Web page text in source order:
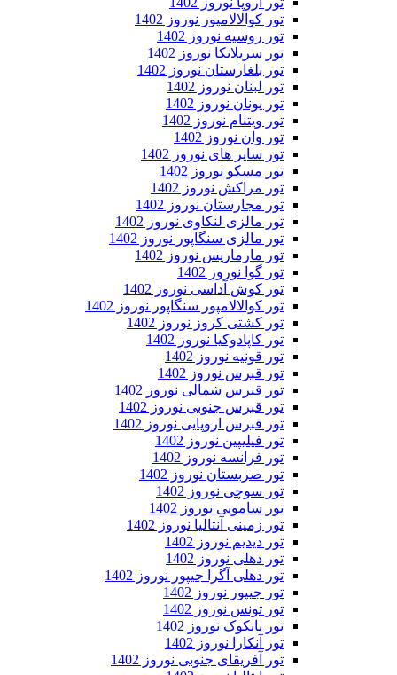
تور کوالالامپور نوروز 1402
تور روسیه نوروز 1402
تور سریلانکا نوروز 1402
تور بلغارستان نوروز 1402
تور لبنان نوروز 1402
تور یونان نوروز 1402
تور ویتنام نوروز 1402
تور وان نوروز 1402
تور سایر های نوروز 1402
تور مسکو نوروز 1402
تور مراکش نوروز 1402
تور مجارستان نوروز 1402
تور مالزی لنکاوی نوروز 1402
تور مالزی سنگاپور نوروز 1402
تور مارماریس نوروز 1402
تور گوا نوروز 1402
تور کوش آداسی نوروز 1402
تور کوالالامپور سنگاپور نوروز 1402
تور کشتی کروز نوروز 1402
تور کاپادوکیا نوروز 1402
تور قونیه نوروز 1402
تور قبرس نوروز 1402
تور قبرس شمالی نوروز 1402
تور قبرس جنوبی نوروز 1402
تور قبرس اروپایی نوروز 1402
تور فیلیپین نوروز 1402
تور فرانسه نوروز 1402
تور صربستان نوروز 1402
تور سوچی نوروز 1402
تور سامویی نوروز 1402
تور زمینی آنتالیا نوروز 1402
تور دیدیم نوروز 1402
تور دهلی نوروز 1402
تور دهلی آگرا جیپور نوروز 1402
تور جیپور نوروز 1402
تور تونس نوروز 1402
تور بانکوک نوروز 1402
تور آنکارا نوروز 1402
تور آفریقای جنوبی نوروز 1402